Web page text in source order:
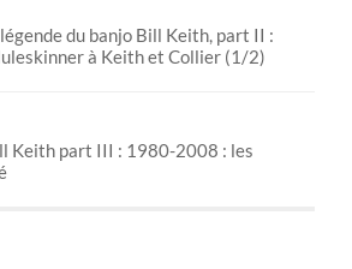
du banjo Bill Keith, part II :
à Keith et Collier (1/2)
Keith part III : 1980-2008 : les